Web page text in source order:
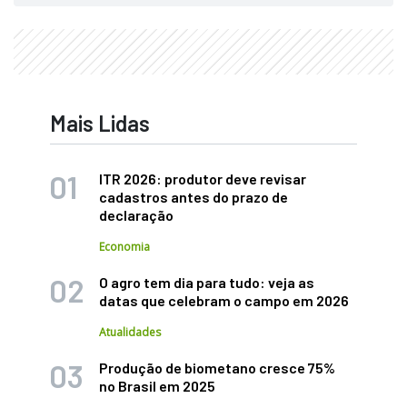
Mais Lidas
ITR 2026: produtor deve revisar
cadastros antes do prazo de
declaração
Economia
O agro tem dia para tudo: veja as
datas que celebram o campo em 2026
Atualidades
Produção de biometano cresce 75%
no Brasil em 2025